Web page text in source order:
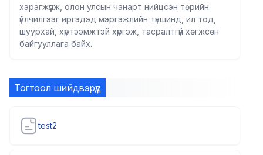
хэрэгжүүлж, олон улсын чанарт нийцсэн төрийн
үйлчилгээг иргэдэд мэргэжлийн түвшинд, ил тод,
шуурхай, хүртээмжтэй хүргэж, тасралтгүй хөгжсөн
байгууллага байх.
Тогтоол шийдвэрүүд
test2